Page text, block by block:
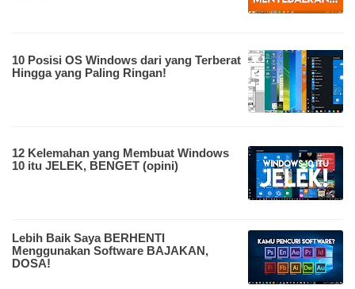
10 Posisi OS Windows dari yang Terberat
Hingga yang Paling Ringan!
12 Kelemahan yang Membuat Windows
10 itu JELEK, BENGET (opini)
Lebih Baik Saya BERHENTI
Menggunakan Software BAJAKAN,
DOSA!